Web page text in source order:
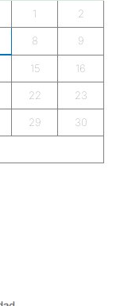
1 2
8 9
15 16
22 23
29 30